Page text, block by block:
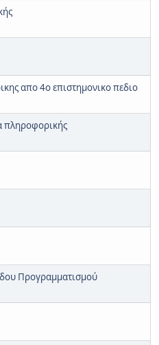
απο 4ο επιστημονικο πεδιο
πληροφορικής
Προγραμματισμού